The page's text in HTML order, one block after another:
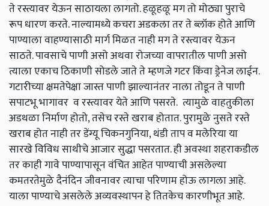
तेरस्त्यावरयेऊनसाठायलालागतो.हळूहळूमगतोमोठ्यापुराचे
रूपधारणकरते.नाल्यामध्येकचराअडकलातरतेब्लॉकहोतेआणि
पाण्यालावाहण्यासाठीमार्गमिळतनाहीमगतेरस्त्यावरयेऊन
साठते.पावसाचेपाणीअसोअथवारोजच्यावापरातीलपाणीअसो
त्यालाएकाचठिकाणीसोडलेजातेतेम्हणजेगटरकिंवाड्रेनेजलाईन.
गटारीच्याक्षमतेपेक्षाजास्तपाणीझाल्यानंतरनालातोडूनतेपाणी
सपाटभूभागावर वरस्त्यावरयेतेआणिपसरते. त्यामुळेवाहतुकीला
अडथळानिर्माणहोतो,तसेचरस्तेखराबहोतात.पुरामुळेनुसतेरस्ते
खराबहोतनाहीतरडेंग्यूचिकनगुनिया,थंडीतापवमलेरियाया
सारखेविविधसाथीचेआजारसुद्धापसरतात.हीअवस्थाशहराकडील
तरकाहीगावेपाण्यापासूनवंचितआहेतपाण्याचीअसलेल्या
कमतरतेमुळेदैनंदिनजीवनावरत्याचापरिणामहोऊलागलाआहे.
यालापाण्याचेअसलेलेअव्यवस्थापनहेतितकेचकारणीभूतआहे.